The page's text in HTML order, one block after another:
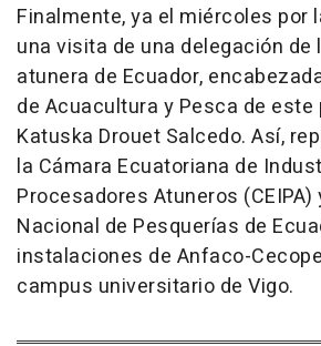
Finalmente, ya el miércoles por
una visita de una delegación de
atunera de Ecuador,
de Acuacultura y Pesca de este
Katuska Drouet Salcedo. Así,
la Cámara Ecuatoriana de
Procesadores Atuneros (CEIPA)
Nacional de Pesquerías de
instalaciones de Anfaco-
campus universitario de Vigo.